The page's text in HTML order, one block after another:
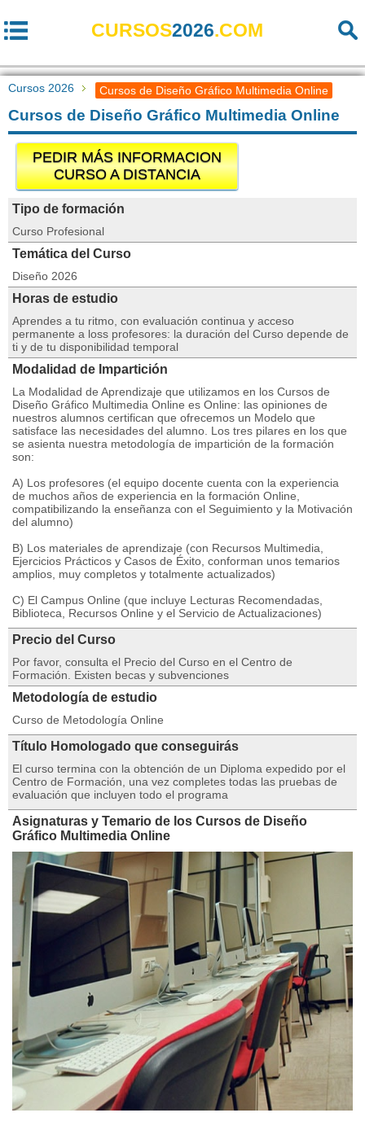
CURSOS2026.COM
Cursos 2026 Cursos de Diseño Gráfico Multimedia Online
Cursos de Diseño Gráfico Multimedia Online
PEDIR MÁS INFORMACION
CURSO A DISTANCIA
Tipo de formación
Curso Profesional
Temática del Curso
Diseño 2026
Horas de estudio
Aprendes a tu ritmo, con evaluación continua y acceso
permanente a loss profesores: la duración del Curso depende de
ti y de tu disponibilidad temporal
Modalidad de Impartición
La Modalidad de Aprendizaje que utilizamos en los Cursos de
Diseño Gráfico Multimedia Online es Online: las opiniones de
nuestros alumnos certifican que ofrecemos un Modelo que
satisface las necesidades del alumno. Los tres pilares en los que
se asienta nuestra metodología de impartición de la formación
son:
A) Los profesores (el equipo docente cuenta con la experiencia
de muchos años de experiencia en la formación Online,
compatibilizando la enseñanza con el Seguimiento y la Motivación
del alumno)
B) Los materiales de aprendizaje (con Recursos Multimedia,
Ejercicios Prácticos y Casos de Éxito, conforman unos temarios
amplios, muy completos y totalmente actualizados)
C) El Campus Online (que incluye Lecturas Recomendadas,
Biblioteca, Recursos Online y el Servicio de Actualizaciones)
Precio del Curso
Por favor, consulta el Precio del Curso en el Centro de
Formación. Existen becas y subvenciones
Metodología de estudio
Curso de Metodología Online
Título Homologado que conseguirás
El curso termina con la obtención de un Diploma expedido por el
Centro de Formación, una vez completes todas las pruebas de
evaluación que incluyen todo el programa
Asignaturas y Temario de los Cursos de Diseño
Gráfico Multimedia Online